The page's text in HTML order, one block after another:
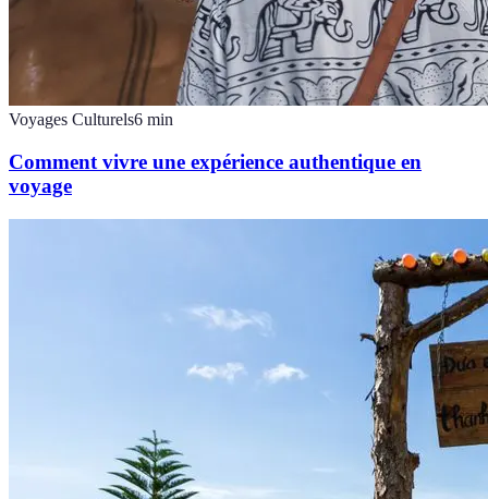
Voyages Culturels6 min
Comment vivre une expérience authentique en
voyage